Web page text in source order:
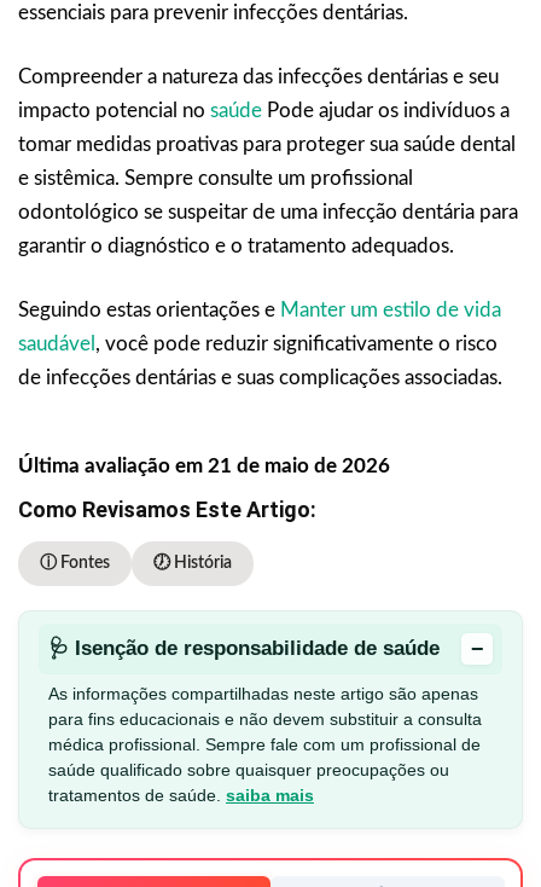
essenciais para prevenir infecções dentárias.
Compreender a natureza das infecções dentárias e seu
impacto potencial no saúde Pode ajudar os indivíduos a
tomar medidas proativas para proteger sua saúde dental
e sistêmica. Sempre consulte um profissional
odontológico se suspeitar de uma infecção dentária para
garantir o diagnóstico e o tratamento adequados.
Seguindo estas orientações e Manter um estilo de vida
saudável , você pode reduzir significativamente o risco
de infecções dentárias e suas complicações associadas.
Última avaliação em 21 de maio de 2026
Como Revisamos Este Artigo:
ⓘ Fontes 🕖 História
🩺 Isenção de responsabilidade de saúde −
As informações compartilhadas neste artigo são apenas
para fins educacionais e não devem substituir a consulta
médica profissional. Sempre fale com um profissional de
saúde qualificado sobre quaisquer preocupações ou
tratamentos de saúde. saiba mais